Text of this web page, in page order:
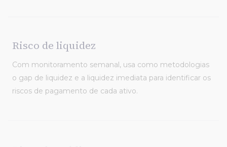
Risco de liquidez
Com monitoramento semanal, usa como metodologias
o gap de liquidez e a liquidez imediata para identificar os
riscos de pagamento de cada ativo.